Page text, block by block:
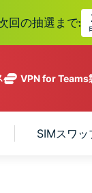
回の抽選まで:
113か
新機能
とは
VPN for Teams
SIMスワ